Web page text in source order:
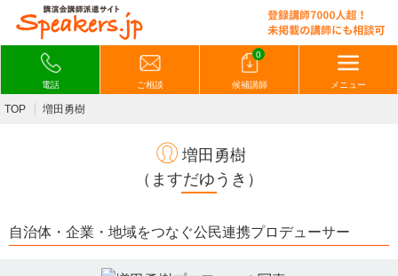
電話 ご相談
0
候補講師 メニュー
TOP 増田勇樹
増田勇樹
（ますだゆうき）
自治体・企業・地域をつなぐ公民連携プロデューサー